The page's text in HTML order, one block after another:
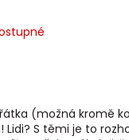
(možná kromě
S těmi je to